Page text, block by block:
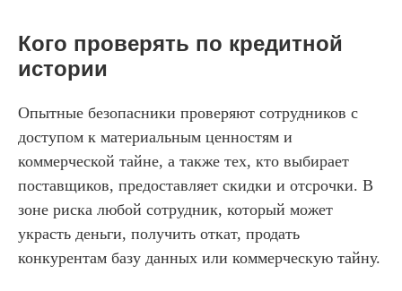
Кого проверять по кредитной
истории
Опытные безопасники проверяют сотрудников с
доступом к материальным ценностям и
коммерческой тайне, а также тех, кто выбирает
поставщиков, предоставляет скидки и отсрочки. В
зоне риска любой сотрудник, который может
украсть деньги, получить откат, продать
конкурентам базу данных или коммерческую тайну.